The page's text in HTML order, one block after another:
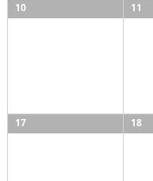
10 11
17 18